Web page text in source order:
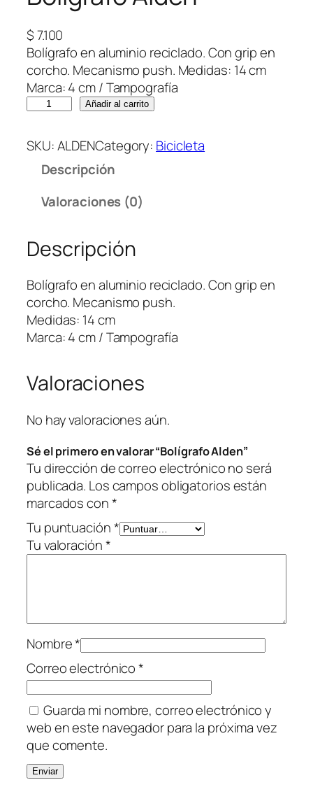
$7.100
Bolígrafo en aluminio reciclado. Con grip en
corcho. Mecanismo push. Medidas: 14 cm
Marca: 4 cm / Tampografía
l
í
o
A
l
d
e
n
n
i
a
d
Añadir al carrito
SKU:ALDENCategory: Bicicleta
Descripción
Valoraciones (0)
Descripción
Bolígrafo en aluminio reciclado. Con grip en
corcho. Mecanismo push.
Medidas: 14 cm
Marca: 4 cm / Tampografía
Valoraciones
No hay valoraciones aún.
Sé el primero en valorar “Bolígrafo Alden”
Tu dirección de correo electrónico no será
publicada. Los campos obligatorios están
marcados con*
Tu puntuación*
Tu valoración*
Nombre*
Correo electrónico*
Guarda mi nombre, correo electrónico y
web en este navegador para la próxima vez
que comente.